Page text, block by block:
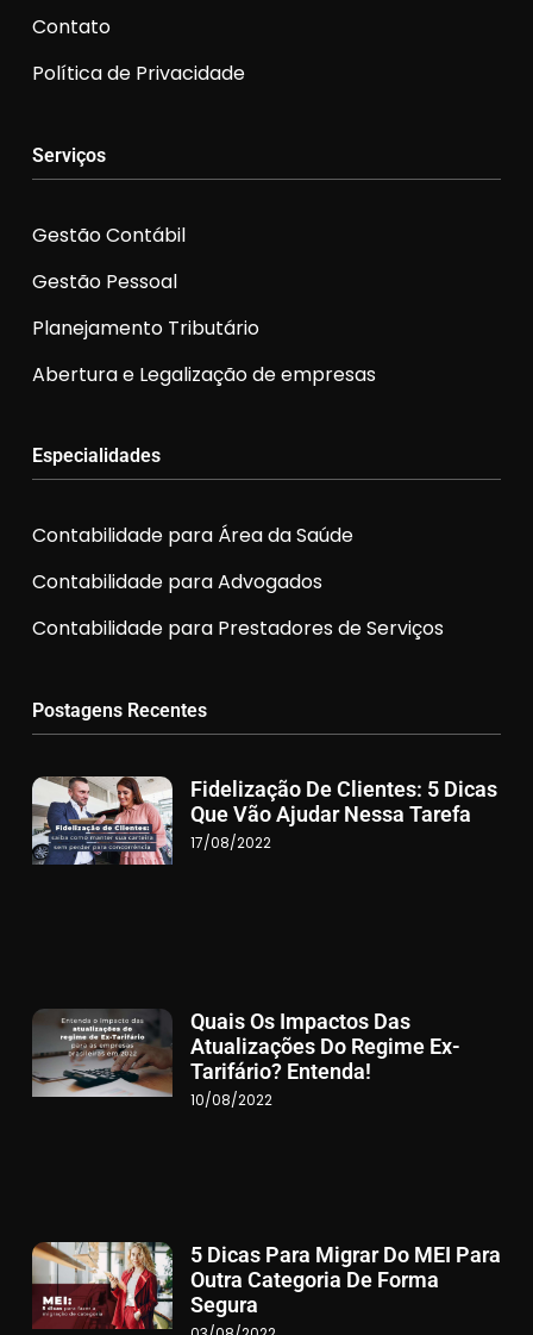
Contato
Política de Privacidade
Serviços
Gestão Contábil
Gestão Pessoal
Planejamento Tributário
Abertura e Legalização de empresas
Especialidades
Contabilidade para Área da Saúde
Contabilidade para Advogados
Contabilidade para Prestadores de Serviços
Postagens Recentes
Fidelização De Clientes: 5 Dicas
Que Vão Ajudar Nessa Tarefa
17/08/2022
Quais Os Impactos Das
Atualizações Do Regime Ex-
Tarifário? Entenda!
10/08/2022
5 Dicas Para Migrar Do MEI Para
Outra Categoria De Forma
Segura